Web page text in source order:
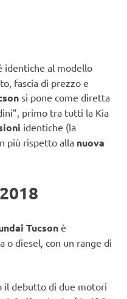
identiche al modello
fascia di prezzo e
si pone come diretta
primo tra tutti la Kia
identiche (la
più rispetto alla nuova
Tucsonè
o diesel, con un range di
il debutto di due motori